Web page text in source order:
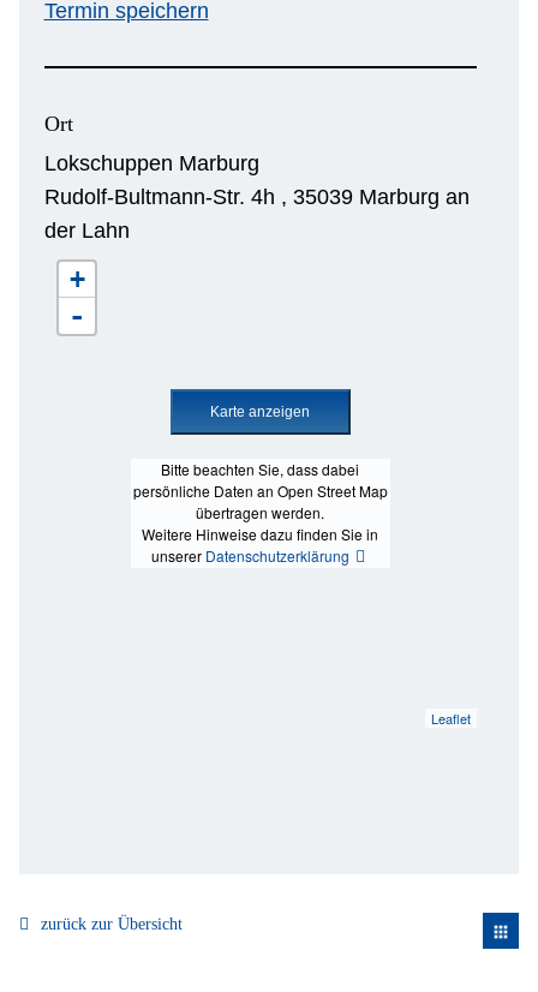
Termin speichern
Ort
Lokschuppen Marburg
Rudolf-Bultmann-Str. 4h , 35039 Marburg an
der Lahn
Bitte beachten Sie, dass dabei
persönliche Daten an Open Street Map
übertragen werden.
Weitere Hinweise dazu finden Sie in
unserer Datenschutzerklärung
+
-
Leaflet
zurück zur Übersicht apps